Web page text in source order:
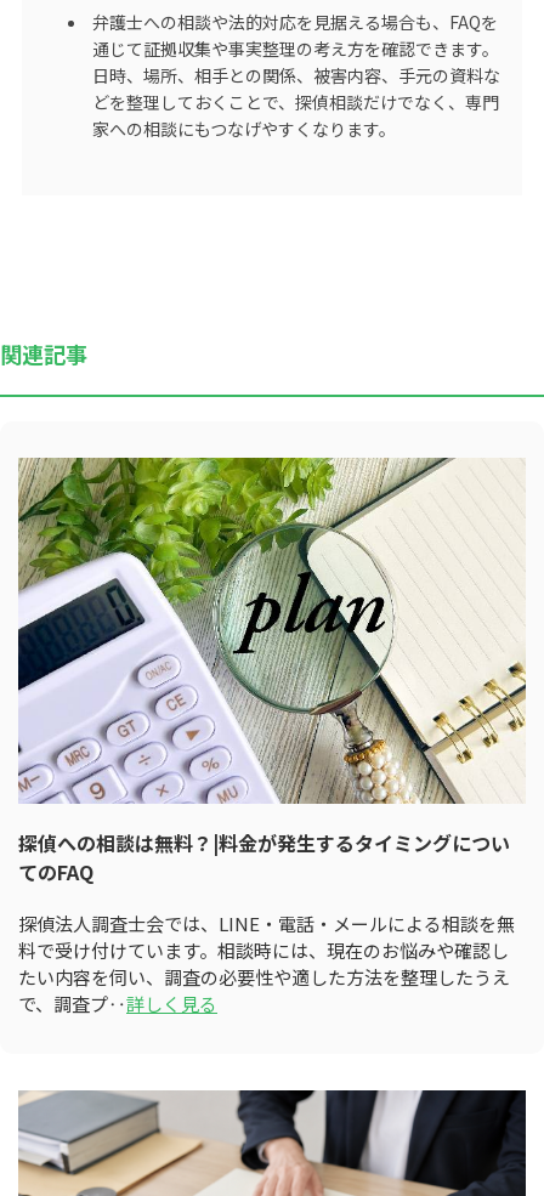
弁護士への相談や法的対応を見据える場合も、FAQを
通じて証拠収集や事実整理の考え方を確認できます。
日時、場所、相手との関係、被害内容、手元の資料な
どを整理しておくことで、探偵相談だけでなく、専門
家への相談にもつなげやすくなります。
関連記事
探偵への相談は無料？|料金が発生するタイミングについ
てのFAQ
探偵法人調査士会では、LINE・電話・メールによる相談を無
料で受け付けています。相談時には、現在のお悩みや確認し
たい内容を伺い、調査の必要性や適した方法を整理したうえ
で、調査プ‥詳しく見る